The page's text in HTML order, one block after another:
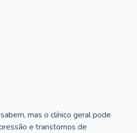
mas o clínico geral pode
e transtornos de